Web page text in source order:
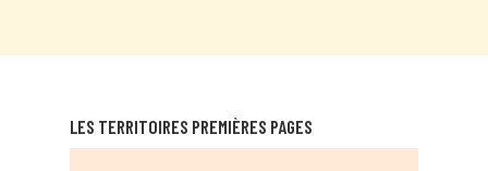
Bagnac-sur-Célé
LES TERRITOIRES PREMIÈRES PAGES